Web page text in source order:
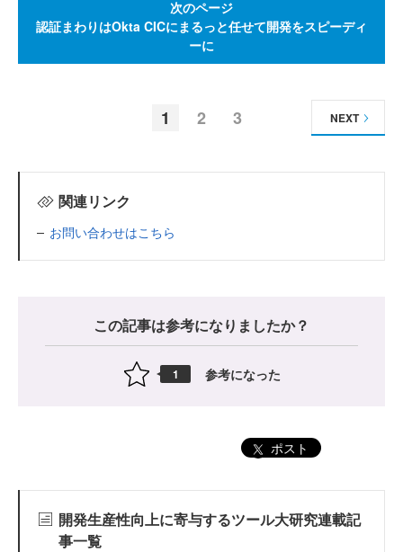
次のページ
認証まわりはOkta CICにまるっと任せて開発をスピーディ
ーに
1 2 3 NEXT
関連リンク
お問い合わせはこちら
この記事は参考になりましたか？
1 参考になった
ポスト
開発生産性向上に寄与するツール大研究連載記
事一覧